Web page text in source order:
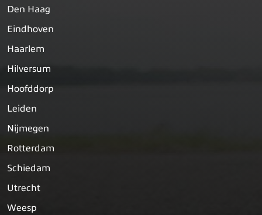
Den Haag
Eindhoven
Haarlem
Hilversum
Hoofddorp
Leiden
Nijmegen
Rotterdam
Schiedam
Utrecht
Weesp